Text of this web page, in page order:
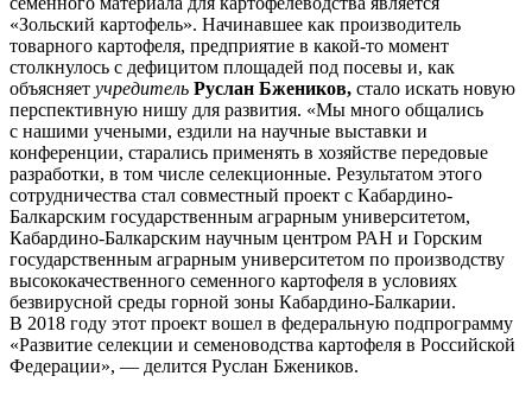
«Зольский картофель». Начинавшее как производитель
товарного картофеля, предприятие в какой-то момент
столкнулось с дефицитом площадей под посевы и, как
объясняет учредитель Руслан Бжеников, стало искать новую
перспективную нишу для развития. «Мы много общались
с нашими учеными, ездили на научные выставки и
конференции, старались применять в хозяйстве передовые
разработки, в том числе селекционные. Результатом этого
сотрудничества стал совместный проект с Кабардино-
Балкарским государственным аграрным университетом,
Кабардино-Балкарским научным центром РАН и Горским
государственным аграрным университетом по производству
высококачественного семенного картофеля в условиях
безвирусной среды горной зоны Кабардино-Балкарии.
В 2018 году этот проект вошел в федеральную подпрограмму
«Развитие селекции и семеноводства картофеля в Российской
Федерации», — делится Руслан Бжеников.